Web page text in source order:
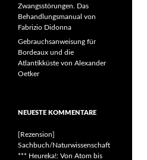
Zwangsstörungen. Das
Behandlungsmanual von
Fabrizio Didonna
Gebrauchsanweisung für
Bordeaux und die
Atlantikküste von Alexander
Oetker
NEUESTE KOMMENTARE
[Rezension]
Sachbuch/Naturwissenschaft
*** Heureka!: Von Atom bis